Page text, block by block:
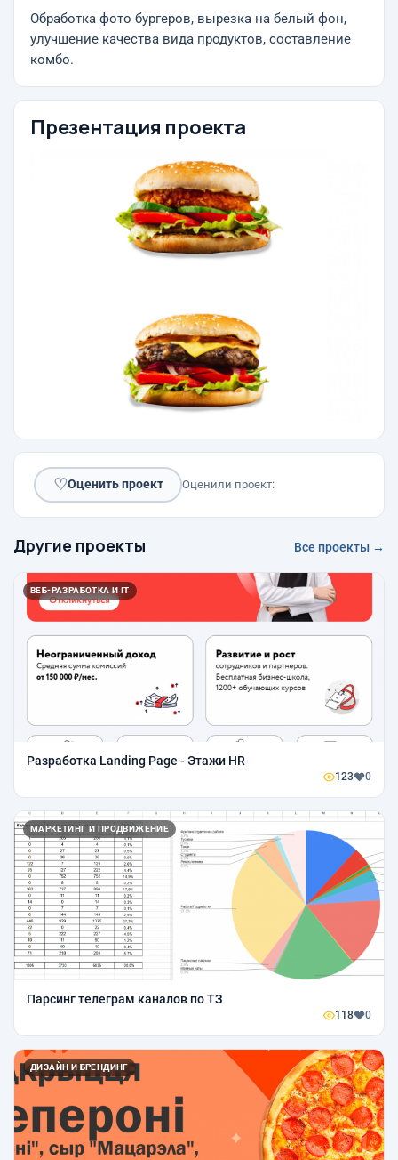
Обработка фото бургеров, вырезка на белый фон,
улучшение качества вида продуктов, составление
комбо.
Презентация проекта
♡Оценить проект Оценили проект:
Другие проекты Все проекты →
ВЕБ-РАЗРАБОТКА И IT
Разработка Landing Page - Этажи HR
123 0
МАРКЕТИНГ И ПРОДВИЖЕНИЕ
Парсинг телеграм каналов по ТЗ
118 0
ДИЗАЙН И БРЕНДИНГ